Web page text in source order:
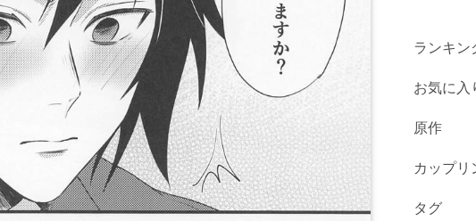
ランキン
お気に入
原作
カップリ
タグ